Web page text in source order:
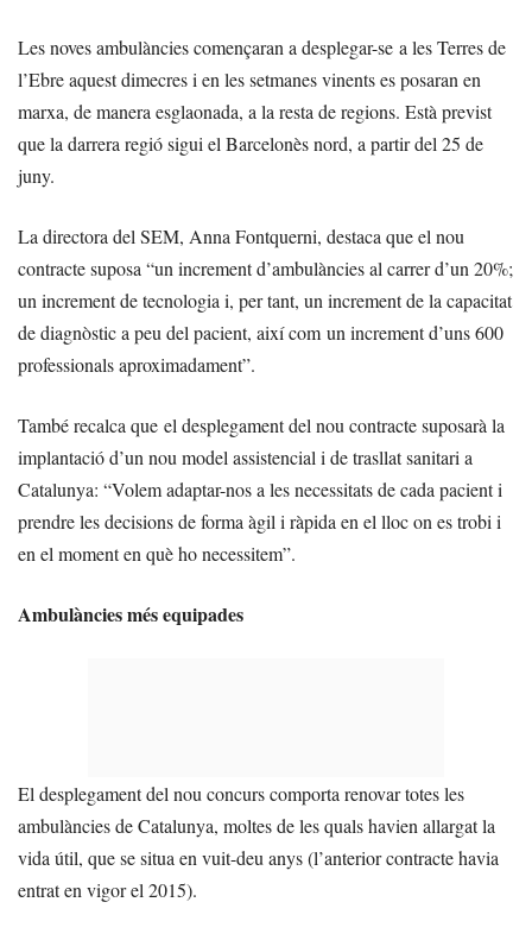
Les noves ambulàncies començaran a desplegar-se a les Terres de
l’Ebre aquest dimecres i en les setmanes vinents es posaran en
marxa, de manera esglaonada, a la resta de regions. Està previst
que la darrera regió sigui el Barcelonès nord, a partir del 25 de
juny.
La directora del SEM, Anna Fontquerni, destaca que el nou
contracte suposa “un increment d’ambulàncies al carrer d’un 20%;
un increment de tecnologia i, per tant, un increment de la capacitat
de diagnòstic a peu del pacient, així com un increment d’uns 600
professionals aproximadament”.
També recalca que el desplegament del nou contracte suposarà la
implantació d’un nou model assistencial i de trasllat sanitari a
Catalunya: “Volem adaptar-nos a les necessitats de cada pacient i
prendre les decisions de forma àgil i ràpida en el lloc on es trobi i
en el moment en què ho necessitem”.
Ambulàncies més equipades
El desplegament del nou concurs comporta renovar totes les
ambulàncies de Catalunya, moltes de les quals havien allargat la
vida útil, que se situa en vuit-deu anys (l’anterior contracte havia
entrat en vigor el 2015).